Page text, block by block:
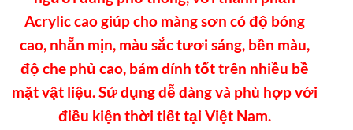
Acrylic cao giúp cho màng sơn có độ bóng
cao, nhẵn mịn, màu sắc tươi sáng, bền màu,
độ che phủ cao, bám dính tốt trên nhiều bề
mặt vật liệu. Sử dụng dễ dàng và phù hợp với
điều kiện thời tiết tại Việt Nam.